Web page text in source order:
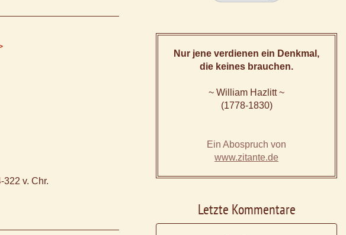
v. Chr.
Nur jene verdienen ein Denkmal,
die keines brauchen.
~ William Hazlitt ~
(1778-1830)
Ein Abospruch von
www.zitante.de
Letzte Kommentare